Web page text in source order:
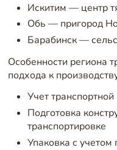
Искитим — центр
Обь — пригород
Барабинск —
Особенности региона
подхода к
Учет
Подготовка
транспортировке
Упаковка с учетом